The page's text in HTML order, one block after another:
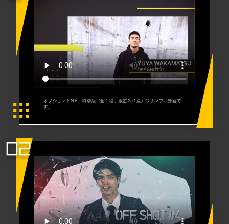
オフショットNFT 特別版（全１種、限定３０点）のサンプル動画で
す。